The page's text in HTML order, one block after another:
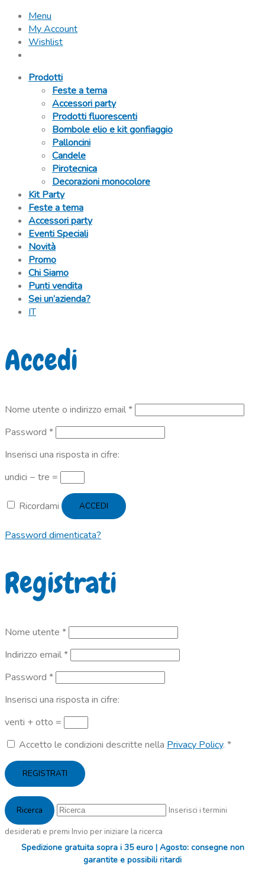
Menu
My Account
Wishlist
Prodotti
Feste a tema
Accessori party
Prodotti fluorescenti
Bombole elio e kit gonfiaggio
Palloncini
Candele
Pirotecnica
Decorazioni monocolore
Kit Party
Feste a tema
Accessori party
Eventi Speciali
Novità
Promo
Chi Siamo
Punti vendita
Sei un’azienda?
IT
Accedi
Nome utente o indirizzo email*Richiesto
Password *Richiesto
Inserisci una risposta in cifre:
undici − tre =
Ricordami ACCEDI
Password dimenticata?
Registrati
Nome utente *Richiesto
Indirizzo email*Richiesto
Password *Richiesto
Inserisci una risposta in cifre:
venti + otto =
Accetto le condizioni descritte nella Privacy Policy. *
REGISTRATI
Inserisci i termini
desiderati e premi Invio per iniziare la ricerca
Spedizione gratuita sopra i 35 euro | Agosto: consegne non
garantite e possibili ritardi